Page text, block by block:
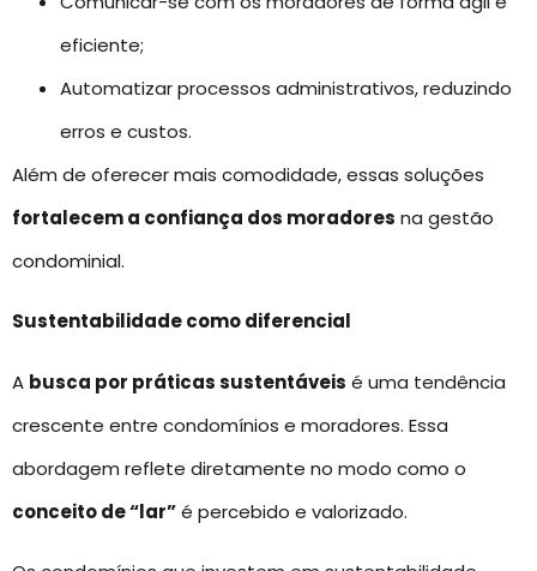
eficiente;
Automatizar processos administrativos, reduzindo
erros e custos.
Além de oferecer mais comodidade, essas soluções
fortalecem a confiança dos moradores na gestão
condominial.
Sustentabilidade como diferencial
A busca por práticas sustentáveis é uma tendência
crescente entre condomínios e moradores. Essa
abordagem reflete diretamente no modo como o
conceito de “lar”é percebido e valorizado.